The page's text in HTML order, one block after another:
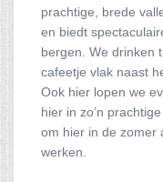
prachtige, brede
en biedt
bergen. We drinken
cafeetje vlak naast
Ook hier lopen we
hier in zo’n
om hier in de zomer
werken.